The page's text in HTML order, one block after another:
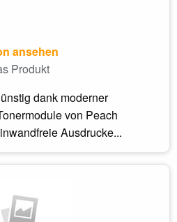
ansehen
Produkt
dank moderner
von Peach
Ausdrucke...